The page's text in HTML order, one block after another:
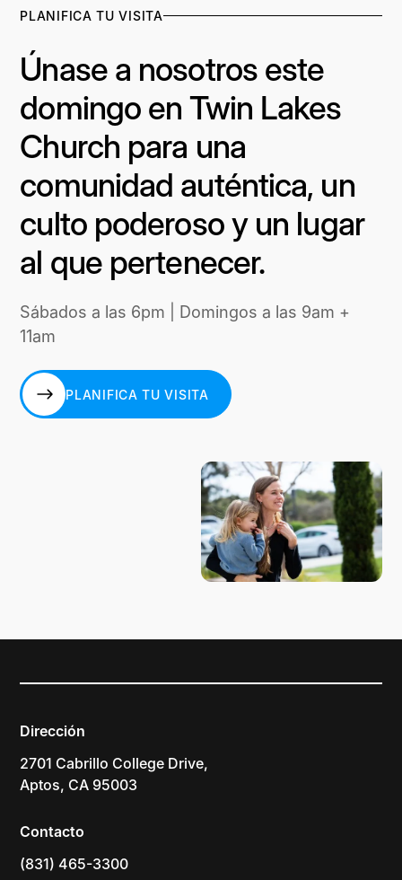
PLANIFICA TU VISITA
Únase a nosotros este
domingo en Twin Lakes
Church para una
comunidad auténtica, un
culto poderoso y un lugar
al que pertenecer.
Sábados a las 6pm | Domingos a las 9am +
11am
PLANIFICA TU VISITA
Dirección
2701 Cabrillo College Drive,
Aptos, CA 95003
Contacto
(831) 465-3300